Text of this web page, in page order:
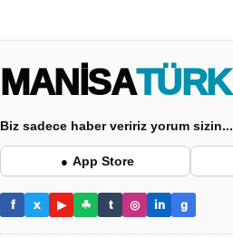
MANİSA TÜRK
Biz sadece haber veririz yorum sizin...
● App Store
f x ▶ ☘ t ◎ in g